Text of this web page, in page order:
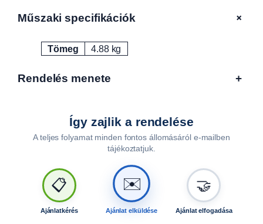
0
2
Műszaki specifikációk +
Attribútumok Érték
Tömeg 4.88 kg
Rendelés menete +
Így zajlik a rendelése
A teljes folyamat minden fontos állomásáról e-mailben
tájékoztatjuk.
📋
Ajánlatkérés
✉️
Ajánlat elküldése
🤝
Ajánlat elfogadása